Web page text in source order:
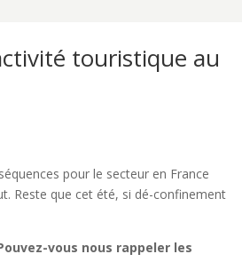
touristique au
pour le secteur en France
Reste que cet été, si dé-confinement
vous nous rappeler les